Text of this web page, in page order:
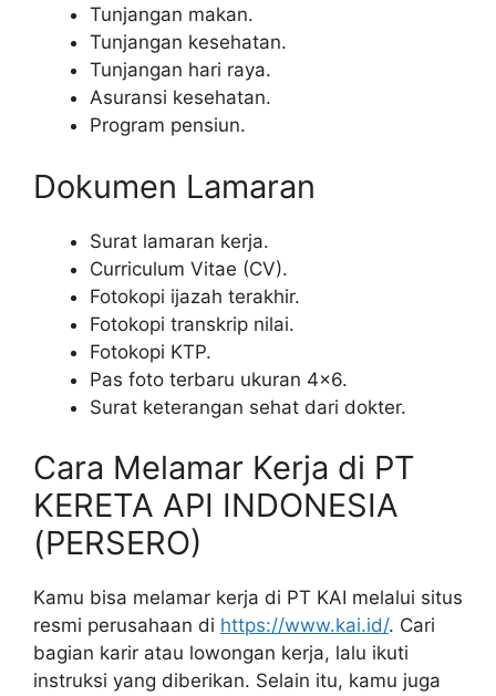
Tunjangan makan.
Tunjangan kesehatan.
Tunjangan hari raya.
Asuransi kesehatan.
Program pensiun.
Dokumen Lamaran
Surat lamaran kerja.
Curriculum Vitae (CV).
Fotokopi ijazah terakhir.
Fotokopi transkrip nilai.
Fotokopi KTP.
Pas foto terbaru ukuran 4×6.
Surat keterangan sehat dari dokter.
Cara Melamar Kerja di PT
KERETA API INDONESIA
(PERSERO)
Kamu bisa melamar kerja di PT KAI melalui situs
resmi perusahaan di https://www.kai.id/. Cari
bagian karir atau lowongan kerja, lalu ikuti
instruksi yang diberikan. Selain itu, kamu juga